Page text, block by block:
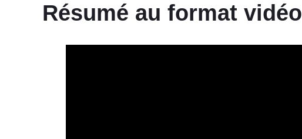
Résumé au format vidéo